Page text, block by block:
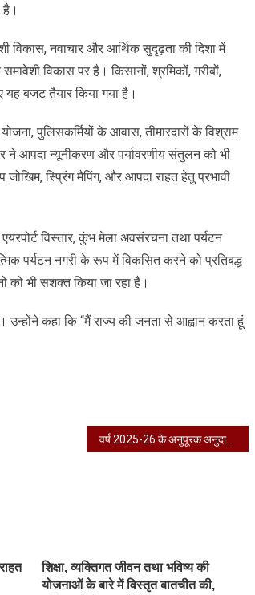
नवाचार और आर्थिक सुदृढ़ता की दिशा में
विकास पर है। किसानों, श्रमिकों, गरीबों,
यह बजट तैयार किया गया है।
पुलिसकर्मियों के आवास, तीमारदारों के विश्राम
ने आपदा न्यूनीकरण और पर्यावरणीय संतुलन को भी
स्प्रिंग मैपिंग, और आपदा राहत हेतु प्रभावी
विस्तार, कुंभ मेला अवसंरचना तथा पर्यटन
पर्यटन नगरी के रूप में विकसित करने को प्रतिबद्ध
को भी सशक्त किया जा रहा है।
कहा कि “मैं राज्य की जनता से आह्वान करता हूं
वर्ष 2025-26 के अनुपूरक अनुदान मांग प्रस्तुत करने के लिए जाते हुए मुख्यमंत्री
शिक्षा, व्यक्तिगत जीवन तथा भविष्य की
योजनाओं के बारे में विस्तृत बातचीत की,